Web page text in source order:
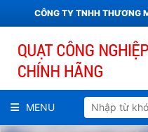
CÔNG TY TNHH THƯƠNG
MENU